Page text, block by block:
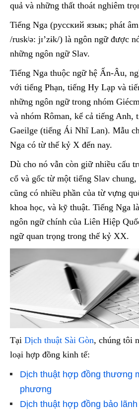
quả và những thất thoát nghiêm
Tiếng Nga (русский язык; phát
/ruskʲə: jɪ’zɨk/) là ngôn ngữ được
những ngôn ngữ Slav.
Tiếng Nga thuộc ngữ hệ Ấn-Âu,
với tiếng Phạn, tiếng Hy Lạp và
những ngôn ngữ trong nhóm
và nhóm Rôman, kể cả tiếng Anh,
Gaeilge (tiếng Ái Nhĩ Lan). Mẫu
Nga có từ thế kỷ X đến nay.
Dù cho nó vẫn còn giữ nhiều cấu
cổ và gốc từ một tiếng Slav
cũng có nhiều phần của từ vựng
khoa học, và kỹ thuật. Tiếng Nga
ngôn ngữ chính của Liên Hiệp
ngữ quan trọng trong thế kỷ XX.
Tại Dịch thuật Sài Gòn, chúng tôi
loại hợp đồng kinh tế:
Dịch thuật hợp đồng thương
phương
Dịch thuật hợp đồng bảo